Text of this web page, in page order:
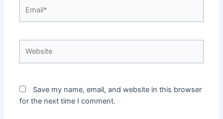
Save my name, email, and website in this browser
for the next time I comment.